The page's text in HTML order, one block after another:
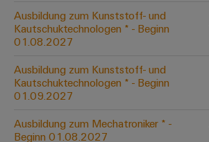
Öl
&
Sicherer
Betrieb
mit
Lösungen
für
Industrial
Automation
Industrial
IoT
Industrial
I/O-
Systeme
Industrial
Ethernet
Touch-
Webinare
PSIRT
Digitale
Bestellmöglichkeiten
Automation
Solution
finden
Solution
Partner
Stellenbörse
Ausbildung zum Kunststoff- und
Kautschuktechnologen * - Beginn
01.08.2027
Ausbildung zum Kunststoff- und
Kautschuktechnologen * - Beginn
01.09.2027
Ausbildung zum Mechatroniker * -
Beginn 01.08.2027